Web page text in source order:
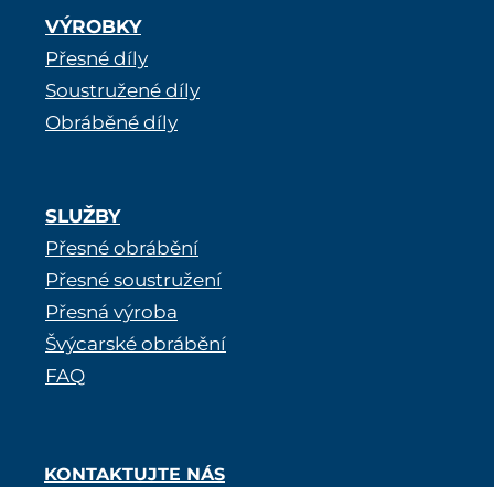
VÝROBKY
Přesné díly
Soustružené díly
Obráběné díly
SLUŽBY
Přesné obrábění
Přesné soustružení
Přesná výroba
Švýcarské obrábění
FAQ
KONTAKTUJTE NÁS